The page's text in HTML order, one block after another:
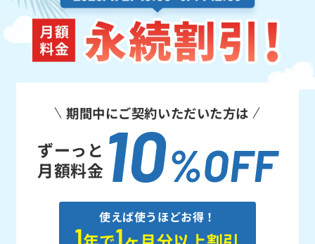
期間中にご契約いただいた方は
ずーっと
月額料金 10%OFF
使えば使うほどお得！
1 1